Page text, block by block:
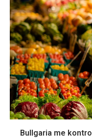
Bullgaria me